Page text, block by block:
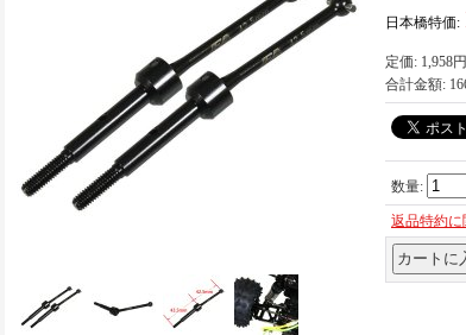
日本橋特価:
定価: 1,958円
合計金額:
数量:
返品特約